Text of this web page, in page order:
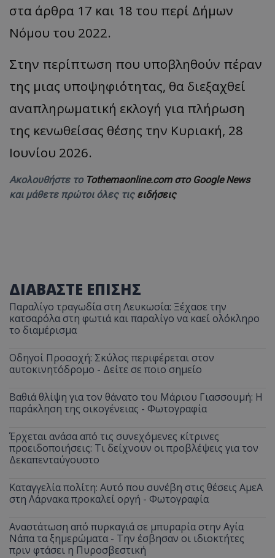
στα άρθρα 17 και 18 του περί Δήμων
Νόμου του 2022.
Στην περίπτωση που υποβληθούν πέραν
της μιας υποψηφιότητας, θα διεξαχθεί
αναπληρωματική εκλογή για πλήρωση
της κενωθείσας θέσης την Κυριακή, 28
Ιουνίου 2026.
Ακολουθήστε το Tothemaonline.com στο Google News
και μάθετε πρώτοι όλες τις ειδήσεις
ΔΙΑΒΑΣΤΕ ΕΠΙΣΗΣ
Παραλίγο τραγωδία στη Λευκωσία: Ξέχασε την
κατσαρόλα στη φωτιά και παραλίγο να καεί ολόκληρο
το διαμέρισμα
Οδηγοί Προσοχή: Σκύλος περιφέρεται στον
αυτοκινητόδρομο - Δείτε σε ποιο σημείο
Βαθιά θλίψη για τον θάνατο του Μάριου Γιασσουμή: Η
παράκληση της οικογένειας - Φωτογραφία
Έρχεται ανάσα από τις συνεχόμενες κίτρινες
προειδοποιήσεις: Τι δείχνουν οι προβλέψεις για τον
Δεκαπενταύγουστο
Καταγγελία πολίτη: Αυτό που συνέβη στις θέσεις ΑμεΑ
στη Λάρνακα προκαλεί οργή - Φωτογραφία
Αναστάτωση από πυρκαγιά σε μπυραρία στην Αγία
Νάπα τα ξημερώματα - Την έσβησαν οι ιδιοκτήτες
πριν φτάσει η Πυροσβεστική